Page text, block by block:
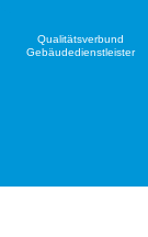
Qualitätsverbund
Gebäudedienstleister